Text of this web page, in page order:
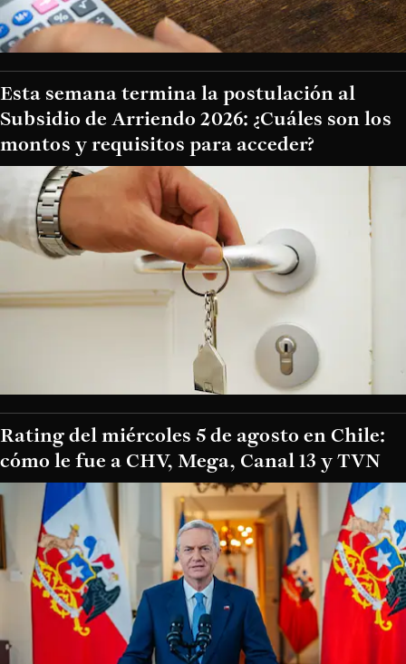
Esta semana termina la postulación al
Subsidio de Arriendo 2026: ¿Cuáles son los
montos y requisitos para acceder?
Rating del miércoles 5 de agosto en Chile:
cómo le fue a CHV, Mega, Canal 13 y TVN